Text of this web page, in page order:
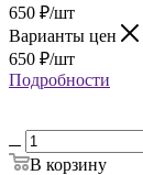
650 ₽/шт
Варианты цен
650 ₽/шт
Подробности
В корзину